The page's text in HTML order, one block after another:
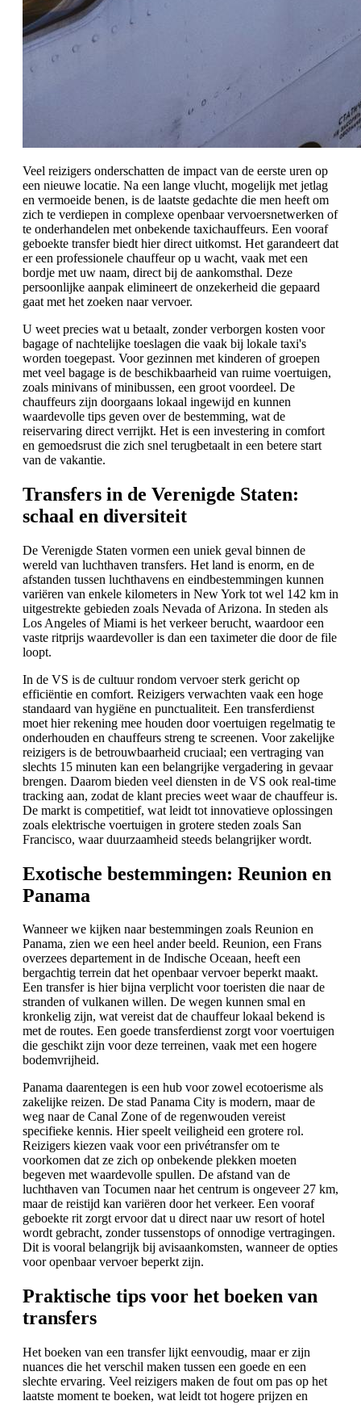
Veel reizigers onderschatten de impact van de eerste uren op
een nieuwe locatie. Na een lange vlucht, mogelijk met jetlag
en vermoeide benen, is de laatste gedachte die men heeft om
zich te verdiepen in complexe openbaar vervoersnetwerken of
te onderhandelen met onbekende taxichauffeurs. Een vooraf
geboekte transfer biedt hier direct uitkomst. Het garandeert dat
er een professionele chauffeur op u wacht, vaak met een
bordje met uw naam, direct bij de aankomsthal. Deze
persoonlijke aanpak elimineert de onzekerheid die gepaard
gaat met het zoeken naar vervoer.
U weet precies wat u betaalt, zonder verborgen kosten voor
bagage of nachtelijke toeslagen die vaak bij lokale taxi's
worden toegepast. Voor gezinnen met kinderen of groepen
met veel bagage is de beschikbaarheid van ruime voertuigen,
zoals minivans of minibussen, een groot voordeel. De
chauffeurs zijn doorgaans lokaal ingewijd en kunnen
waardevolle tips geven over de bestemming, wat de
reiservaring direct verrijkt. Het is een investering in comfort
en gemoedsrust die zich snel terugbetaalt in een betere start
van de vakantie.
Transfers in de Verenigde Staten:
schaal en diversiteit
De Verenigde Staten vormen een uniek geval binnen de
wereld van luchthaven transfers. Het land is enorm, en de
afstanden tussen luchthavens en eindbestemmingen kunnen
variëren van enkele kilometers in New York tot wel 142 km in
uitgestrekte gebieden zoals Nevada of Arizona. In steden als
Los Angeles of Miami is het verkeer berucht, waardoor een
vaste ritprijs waardevoller is dan een taximeter die door de file
loopt.
In de VS is de cultuur rondom vervoer sterk gericht op
efficiëntie en comfort. Reizigers verwachten vaak een hoge
standaard van hygiëne en punctualiteit. Een transferdienst
moet hier rekening mee houden door voertuigen regelmatig te
onderhouden en chauffeurs streng te screenen. Voor zakelijke
reizigers is de betrouwbaarheid cruciaal; een vertraging van
slechts 15 minuten kan een belangrijke vergadering in gevaar
brengen. Daarom bieden veel diensten in de VS ook real-time
tracking aan, zodat de klant precies weet waar de chauffeur is.
De markt is competitief, wat leidt tot innovatieve oplossingen
zoals elektrische voertuigen in grotere steden zoals San
Francisco, waar duurzaamheid steeds belangrijker wordt.
Exotische bestemmingen: Reunion en
Panama
Wanneer we kijken naar bestemmingen zoals Reunion en
Panama, zien we een heel ander beeld. Reunion, een Frans
overzees departement in de Indische Oceaan, heeft een
bergachtig terrein dat het openbaar vervoer beperkt maakt.
Een transfer is hier bijna verplicht voor toeristen die naar de
stranden of vulkanen willen. De wegen kunnen smal en
kronkelig zijn, wat vereist dat de chauffeur lokaal bekend is
met de routes. Een goede transferdienst zorgt voor voertuigen
die geschikt zijn voor deze terreinen, vaak met een hogere
bodemvrijheid.
Panama daarentegen is een hub voor zowel ecotoerisme als
zakelijke reizen. De stad Panama City is modern, maar de
weg naar de Canal Zone of de regenwouden vereist
specifieke kennis. Hier speelt veiligheid een grotere rol.
Reizigers kiezen vaak voor een privétransfer om te
voorkomen dat ze zich op onbekende plekken moeten
begeven met waardevolle spullen. De afstand van de
luchthaven van Tocumen naar het centrum is ongeveer 27 km,
maar de reistijd kan variëren door het verkeer. Een vooraf
geboekte rit zorgt ervoor dat u direct naar uw resort of hotel
wordt gebracht, zonder tussenstops of onnodige vertragingen.
Dit is vooral belangrijk bij avisaankomsten, wanneer de opties
voor openbaar vervoer beperkt zijn.
Praktische tips voor het boeken van
transfers
Het boeken van een transfer lijkt eenvoudig, maar er zijn
nuances die het verschil maken tussen een goede en een
slechte ervaring. Veel reizigers maken de fout om pas op het
laatste moment te boeken, wat leidt tot hogere prijzen en